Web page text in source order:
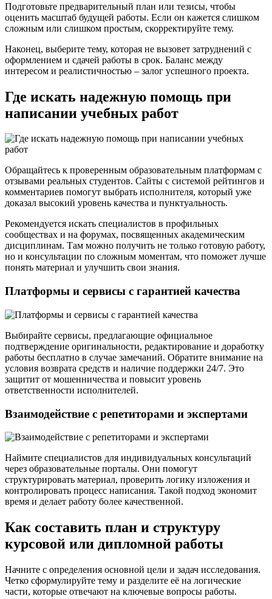
Подготовьте предварительный план или тезисы, чтобы
оценить масштаб будущей работы. Если он кажется слишком
сложным или слишком простым, скорректируйте тему.
Наконец, выберите тему, которая не вызовет затруднений с
оформлением и сдачей работы в срок. Баланс между
интересом и реалистичностью – залог успешного проекта.
Где искать надежную помощь при
написании учебных работ
Обращайтесь к проверенным образовательным платформам с
отзывами реальных студентов. Сайты с системой рейтингов и
комментариев помогут выбрать исполнителя, который уже
доказал высокий уровень качества и пунктуальность.
Рекомендуется искать специалистов в профильных
сообществах и на форумах, посвященных академическим
дисциплинам. Там можно получить не только готовую работу,
но и консультации по сложным моментам, что поможет лучше
понять материал и улучшить свои знания.
Платформы и сервисы с гарантией качества
Выбирайте сервисы, предлагающие официальное
подтверждение оригинальности, редактирование и доработку
работы бесплатно в случае замечаний. Обратите внимание на
условия возврата средств и наличие поддержки 24/7. Это
защитит от мошенничества и повысит уровень
ответственности исполнителей.
Взаимодействие с репетиторами и экспертами
Наймите специалистов для индивидуальных консультаций
через образовательные порталы. Они помогут
структурировать материал, проверить логику изложения и
контролировать процесс написания. Такой подход экономит
время и делает работу более качественной.
Как составить план и структуру
курсовой или дипломной работы
Начните с определения основной цели и задач исследования.
Четко сформулируйте тему и разделите её на логические
части, которые отвечают на ключевые вопросы работы.